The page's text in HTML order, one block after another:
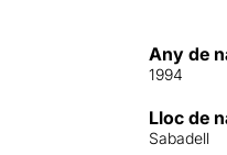
Any de
1994
Lloc de
Sabadell